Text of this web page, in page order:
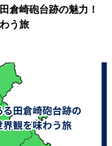
倉崎砲台跡の魅力！
う旅